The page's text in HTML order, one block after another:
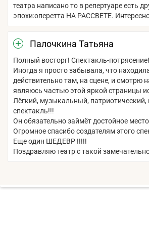
театра написано то в репертуаре есть
эпохи:оперетта НА РАССВЕТЕ.
Палочкина Татьяна
Полный восторг! Спектакль-
Иногда я просто забывала, что
действительно там, на сцене, и смотрю
являюсь частью этой яркой страницы
Лëгкий, музыкальный,
спектакль!!!
Он обязательно займёт достойное
Огромное спасибо создателям этого
Еще один ШЕДЕВР !!!!!
Поздравляю театр с такой